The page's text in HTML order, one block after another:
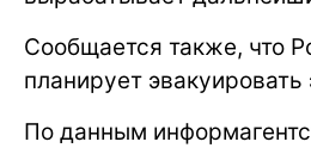
Сообщается также, что
планирует
По данным